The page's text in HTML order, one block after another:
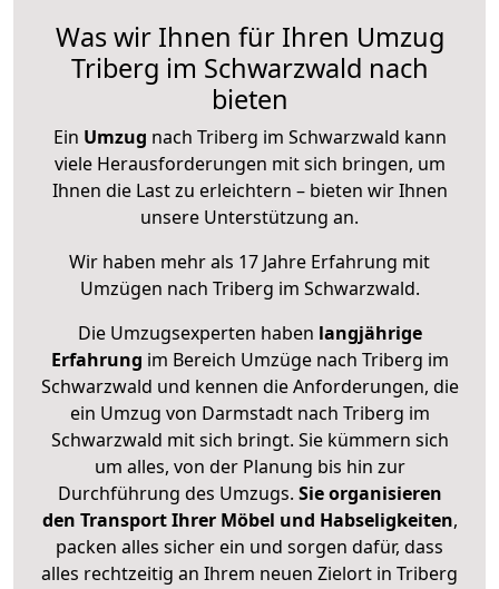
Was wir Ihnen für Ihren Umzug
Triberg im Schwarzwald nach
bieten
Ein Umzug nach Triberg im Schwarzwald kann
viele Herausforderungen mit sich bringen, um
Ihnen die Last zu erleichtern – bieten wir Ihnen
unsere Unterstützung an.
Wir haben mehr als 17 Jahre Erfahrung mit
Umzügen nach Triberg im Schwarzwald.
Die Umzugsexperten haben langjährige
Erfahrung im Bereich Umzüge nach Triberg im
Schwarzwald und kennen die Anforderungen, die
ein Umzug von Darmstadt nach Triberg im
Schwarzwald mit sich bringt. Sie kümmern sich
um alles, von der Planung bis hin zur
Durchführung des Umzugs. Sie organisieren
den Transport Ihrer Möbel und Habseligkeiten,
packen alles sicher ein und sorgen dafür, dass
alles rechtzeitig an Ihrem neuen Zielort in Triberg